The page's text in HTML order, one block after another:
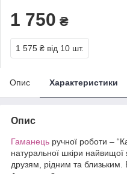
1 750 ₴
1 575 ₴ від 10 шт.
Опис Характеристики
Опис
Гаманець ручної роботи –
натуральної шкіри
друзям, рідним та близьким.